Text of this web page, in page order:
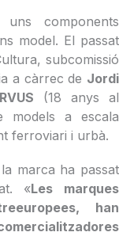
components
model. El passat
subcomissió
a càrrec de Jordi
(18 anys al
models a escala
ferroviari i urbà.
marca ha passat
«Les marques
han